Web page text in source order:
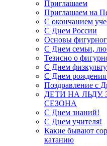
Приглашаем
Приглашаем на
С окончанием
С Днем России
Основы
С Днем семьи,
Тезисно о
С Днем
С Днем рождения
Поздравление с
ДЕТИ НА ЛЬДУ.
СЕЗОНА
С Днем знаний!
С Днем учителя!
Какие бывают
катанию